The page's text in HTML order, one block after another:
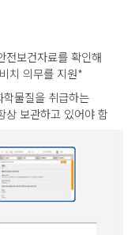
전보건자료를 확인해
치 의무를 지원*
물질을 취급하는
상 보관하고 있어야 함